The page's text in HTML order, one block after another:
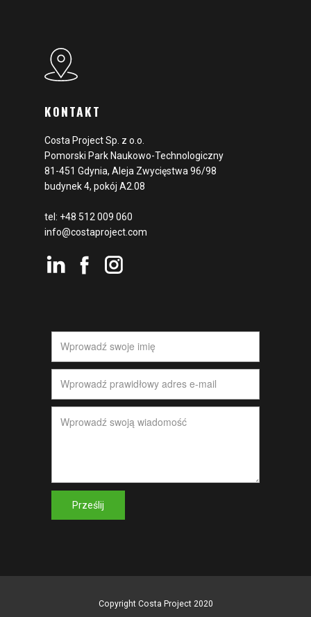
KONTAKT
Costa Project Sp. z o.o.
Pomorski Park Naukowo-Technologiczny
81-451 Gdynia, Aleja Zwycięstwa 96/98
budynek 4, pokój A2.08
tel: +48 512 009 060
info@costaproject.com
Prześlij
Copyright Costa Project 2020